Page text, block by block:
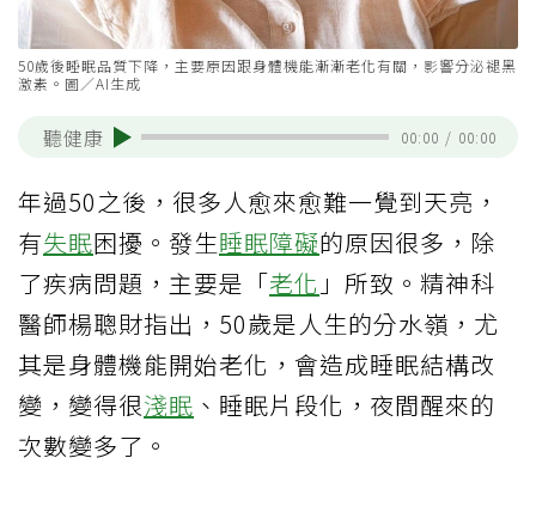
50歲後睡眠品質下降，主要原因跟身體機能漸漸老化有關，影響分泌褪黑
激素。圖／AI生成
聽健康 00:00 / 00:00
年過50之後，很多人愈來愈難一覺到天亮，
有失眠困擾。發生睡眠障礙的原因很多，除
了疾病問題，主要是「老化 」所致。精神科
醫師楊聰財指出，50歲是人生的分水嶺，尤
其是身體機能開始老化，會造成睡眠結構改
變，變得很淺眠 、睡眠片段化，夜間醒來的
次數變多了。